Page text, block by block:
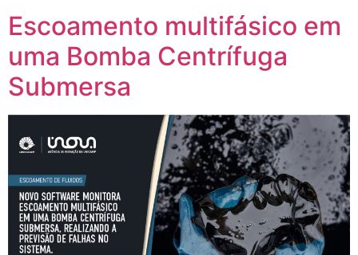
Escoamento multifásico em
uma Bomba Centrífuga
Submersa